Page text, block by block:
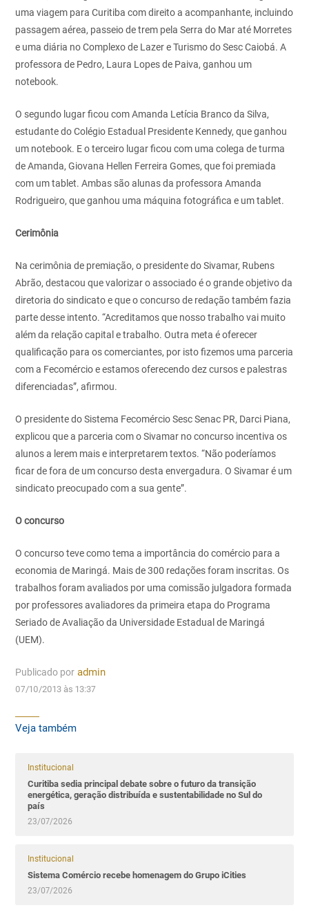
uma viagem para Curitiba com direito a acompanhante, incluindo
passagem aérea, passeio de trem pela Serra do Mar até Morretes
e uma diária no Complexo de Lazer e Turismo do Sesc Caiobá. A
professora de Pedro, Laura Lopes de Paiva, ganhou um
notebook.
O segundo lugar ficou com Amanda Letícia Branco da Silva,
estudante do Colégio Estadual Presidente Kennedy, que ganhou
um notebook. E o terceiro lugar ficou com uma colega de turma
de Amanda, Giovana Hellen Ferreira Gomes, que foi premiada
com um tablet. Ambas são alunas da professora Amanda
Rodrigueiro, que ganhou uma máquina fotográfica e um tablet.
Cerimônia
Na cerimônia de premiação, o presidente do Sivamar, Rubens
Abrão, destacou que valorizar o associado é o grande objetivo da
diretoria do sindicato e que o concurso de redação também fazia
parte desse intento. “Acreditamos que nosso trabalho vai muito
além da relação capital e trabalho. Outra meta é oferecer
qualificação para os comerciantes, por isto fizemos uma parceria
com a Fecomércio e estamos oferecendo dez cursos e palestras
diferenciadas”, afirmou.
O presidente do Sistema Fecomércio Sesc Senac PR, Darci Piana,
explicou que a parceria com o Sivamar no concurso incentiva os
alunos a lerem mais e interpretarem textos. “Não poderíamos
ficar de fora de um concurso desta envergadura. O Sivamar é um
sindicato preocupado com a sua gente”.
O concurso
O concurso teve como tema a importância do comércio para a
economia de Maringá. Mais de 300 redações foram inscritas. Os
trabalhos foram avaliados por uma comissão julgadora formada
por professores avaliadores da primeira etapa do Programa
Seriado de Avaliação da Universidade Estadual de Maringá
(UEM).
Publicado por admin
07/10/2013 às 13:37
Veja também
Institucional
Curitiba sedia principal debate sobre o futuro da transição
energética, geração distribuída e sustentabilidade no Sul do
país
23/07/2026
Institucional
Sistema Comércio recebe homenagem do Grupo iCities
23/07/2026